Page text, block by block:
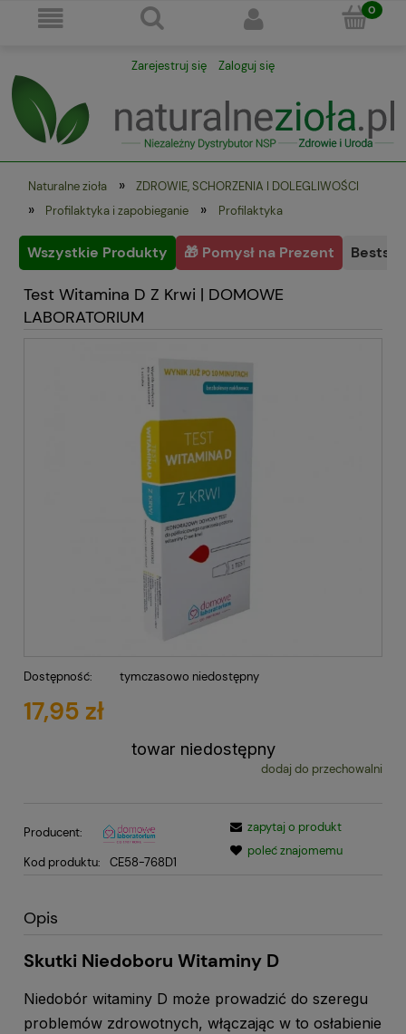
Zarejestruj się Zaloguj się
Naturalne zioła » ZDROWIE, SCHORZENIA I DOLEGLIWOŚCI
» Profilaktyka i zapobieganie » Profilaktyka
Wszystkie Produkty 🎁 Pomysł na Prezent
Test Witamina D Z Krwi | DOMOWE
LABORATORIUM
Dostępność: tymczasowo niedostępny
17,95 zł
towar niedostępny
dodaj do przechowalni
Producent:
Kod produktu:
CE58-768D1
zapytaj o produkt
poleć znajomemu
Opis
Skutki Niedoboru Witaminy D
Niedobór witaminy D może prowadzić do szeregu
problemów zdrowotnych, włączając w to osłabienie